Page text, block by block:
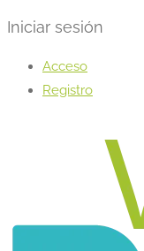
Iniciar sesión
Acceso
Registro